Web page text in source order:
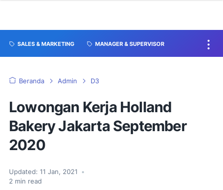
SALES & MARKETING MANAGER & SUPERVISOR
Beranda Admin D3
Lowongan Kerja Holland
Bakery Jakarta September
2020
Updated: 11 Jan, 2021
•
2 min read